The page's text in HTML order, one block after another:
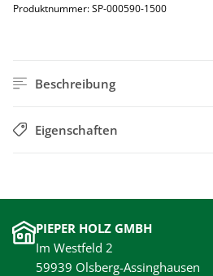
Produktnummer:SP-000590-1500
Beschreibung
Eigenschaften
PIEPER HOLZ GMBH
Im Westfeld 2
59939 Olsberg-Assinghausen